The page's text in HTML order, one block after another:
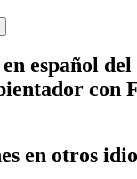
español
con
en otros